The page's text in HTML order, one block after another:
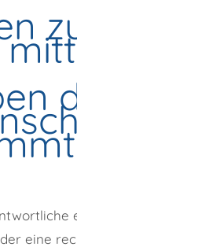
zur
des
eine
eine rechtsfähige